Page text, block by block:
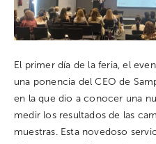
El primer día de la feria, el
una ponencia del CEO de
en la que dio a conocer una
medir los resultados de las
muestras. Esta novedoso